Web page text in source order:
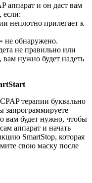
аппарат и он даст вам
если:
неплотно прилегает к
не обнаружено.
не правильно или
вам нужно будет надеть
терапии буквально
запрограммируете
вам будет нужно, чтобы
аппарат и начать
SmartStop, которая
свою маску после